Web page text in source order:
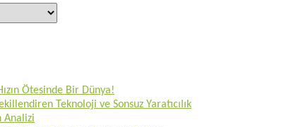
Ötesinde Bir Dünya!
Teknoloji ve Sonsuz Yaratıcılık
Analizi